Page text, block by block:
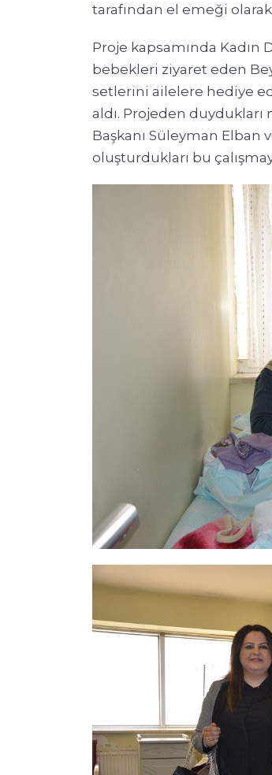
tarafından el emeği
Proje kapsamında Kadın
bebekleri ziyaret eden
setlerini ailelere hediye
aldı. Projeden
Başkanı Süleyman Elban
oluşturdukları bu